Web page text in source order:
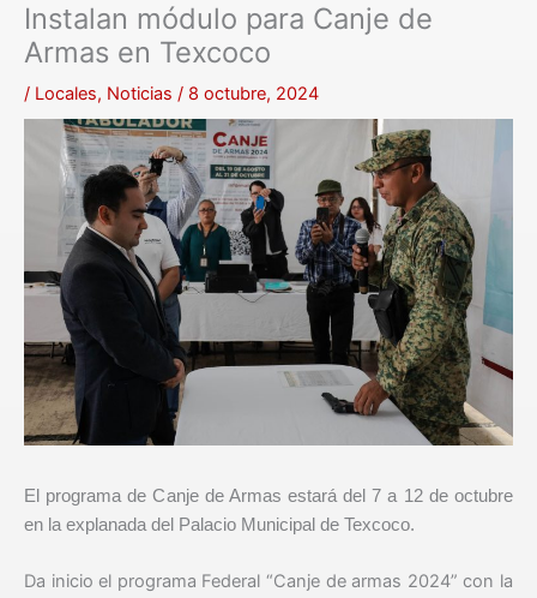
Instalan módulo para Canje de
Armas en Texcoco
/ Locales, Noticias / 8 octubre, 2024
El programa de Canje de Armas estará del 7 a 12 de octubre
en la explanada del Palacio Municipal de Texcoco.
Da inicio el programa Federal “Canje de armas 2024” con la